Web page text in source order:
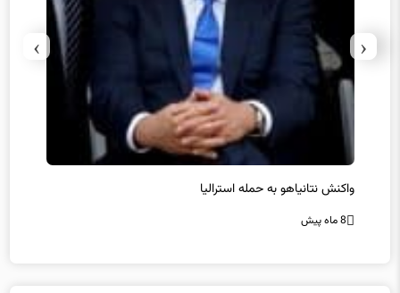
واکنش نتانیاهو به حمله استرالیا
8 ماه پیش
‹
›